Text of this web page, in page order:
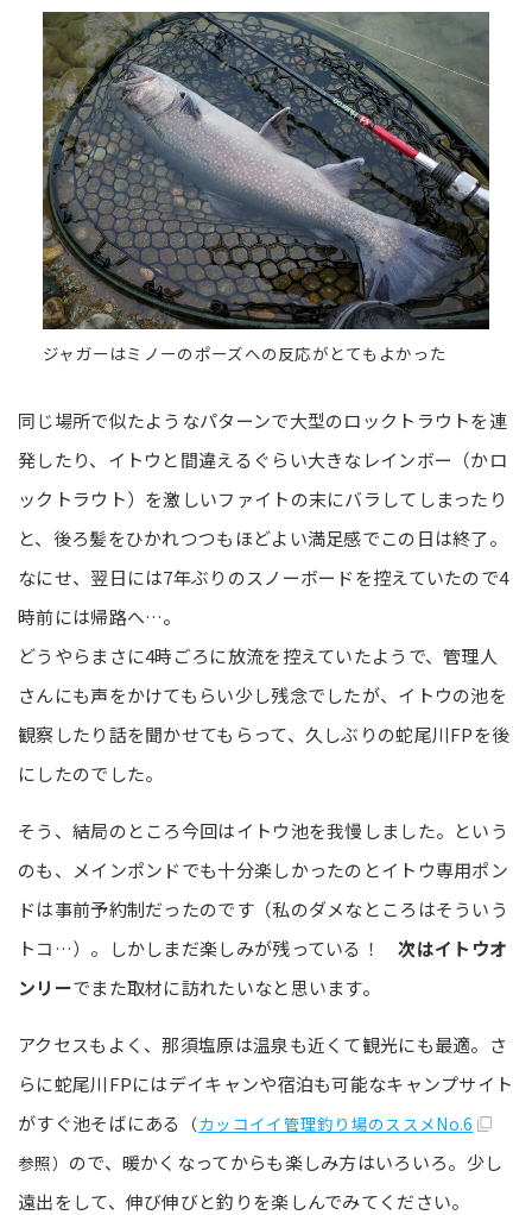
ジャガーはミノーのポーズへの反応がとてもよかった
同じ場所で似たようなパターンで大型のロックトラウトを連
発したり、イトウと間違えるぐらい大きなレインボー（かロ
ックトラウト）を激しいファイトの末にバラしてしまったり
と、後ろ髪をひかれつつもほどよい満足感でこの日は終了。
なにせ、翌日には7年ぶりのスノーボードを控えていたので4
時前には帰路へ…。
どうやらまさに4時ごろに放流を控えていたようで、管理人
さんにも声をかけてもらい少し残念でしたが、イトウの池を
観察したり話を聞かせてもらって、久しぶりの蛇尾川FPを後
にしたのでした。
そう、結局のところ今回はイトウ池を我慢しました。という
のも、メインポンドでも十分楽しかったのとイトウ専用ポン
ドは事前予約制だったのです（私のダメなところはそういう
トコ…）。しかしまだ楽しみが残っている！次はイトウオ
ンリーでまた取材に訪れたいなと思います。
アクセスもよく、那須塩原は温泉も近くて観光にも最適。さ
らに蛇尾川FPにはデイキャンや宿泊も可能なキャンプサイト
がすぐ池そばにある
（カッコイイ管理釣り場のススメNo.6
参照） ので、暖かくなってからも楽しみ方はいろいろ。少し
遠出をして、伸び伸びと釣りを楽しんでみてください。